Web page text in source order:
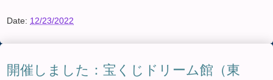
Date: 12/23/2022
開催しました：宝くじドリーム館（東